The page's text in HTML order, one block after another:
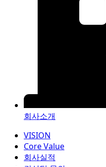
회사소개
VISION
Core Value
회사실적